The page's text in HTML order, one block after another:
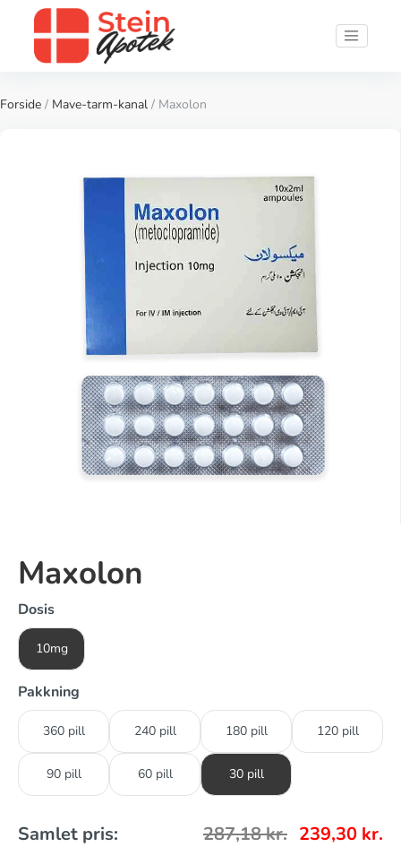
Forside / Mave-tarm-kanal / Maxolon
Maxolon
Dosis
10mg
Pakkning
360 pill 240 pill 180 pill 120 pill
90 pill 60 pill 30 pill
Samlet pris: 287,18kr. 239,30 kr.